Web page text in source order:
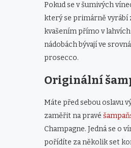
Pokud se v šumivých
který se primárně vyrábí
kvašením přímo v
nádobách bývají ve
prosecco.
Originální
Máte před sebou oslavu
zaměřit na pravé
Champagne. Jedná se o
pořídíte za několik set